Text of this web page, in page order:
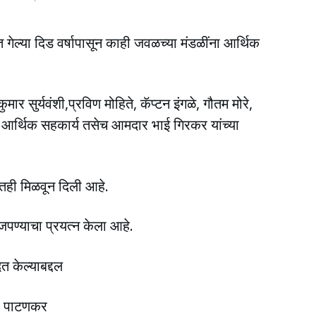
दिड वर्षापासून काही जवळच्या मंडळींना आर्थिक
सुर्यवंशी,प्रविण मोहिते, कॅप्टन इंगळे, गौतम मोरे,
सहकार्य तसेच आमदार भाई गिरकर यांच्या
मिळवून दिली आहे.
प्रयत्न केला आहे.
केल्याबद्दल
पाटणकर